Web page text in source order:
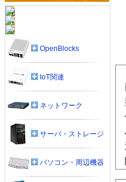
OpenBlocks
IoT関連
ネットワーク
サーバ・ストレージ
パソコン・周辺機器